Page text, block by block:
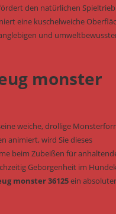
den natürlichen
eine kuschelweiche
und
monster
weiche, drollige
animiert, wird Sie dieses
beim Zubeißen für
Geborgenheit im
monster 36125ein absoluter